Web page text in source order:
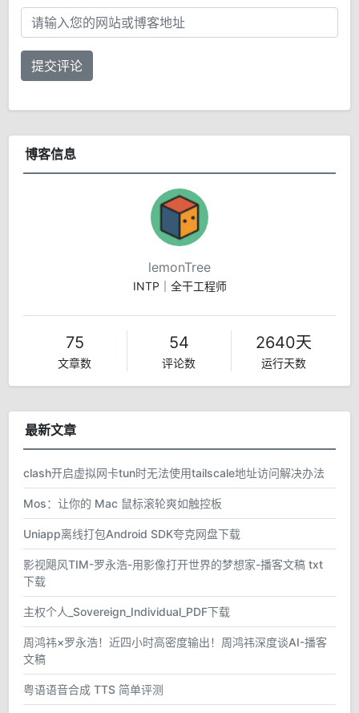
提交评论
博客信息
lemonTree
INTP｜全干工程师
75
文章数
54
评论数
2640天
运行天数
最新文章
clash开启虚拟网卡tun时无法使用tailscale地址访问解决办法
Mos：让你的 Mac 鼠标滚轮爽如触控板
Uniapp离线打包Android SDK夸克网盘下载
影视飓风TIM-罗永浩-用影像打开世界的梦想家-播客文稿 txt
下载
主权个人_Sovereign_Individual_PDF下载
周鸿祎×罗永浩！近四小时高密度输出！周鸿祎深度谈AI-播客
文稿
粤语语音合成 TTS 简单评测